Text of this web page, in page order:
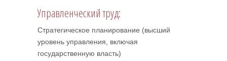
Управленческий труд:
Стратегическое планирование (высший
уровень управления, включая
государственную власть)